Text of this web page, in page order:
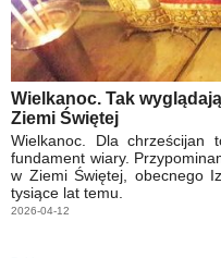
Wielkanoc. Tak
Ziemi Świętej
Wielkanoc. Dla chrześcijan
fundament wiary.
w Ziemi Świętej, obecnego
tysiące lat temu.
2026-04-12